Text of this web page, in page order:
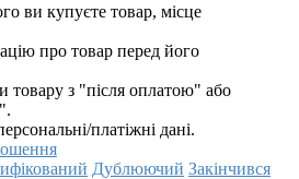
ви купуєте товар, місце
про товар перед його
товару з "після оплатою" або
платіжні дані.
Дублюючий Закінчився